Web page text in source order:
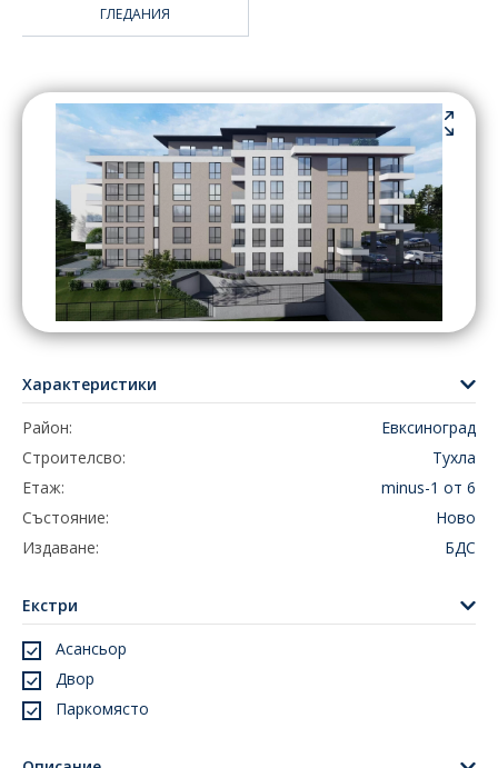
ГЛЕДАНИЯ
Характеристики
Район:
Евксиноград
Строителсво:
Тухла
Етаж:
minus-1 от 6
Състояние:
Ново
Издаване:
БДС
Екстри
Асансьор
Двор
Паркомясто